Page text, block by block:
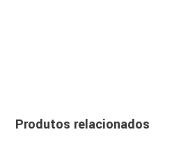
Produtos relacionados